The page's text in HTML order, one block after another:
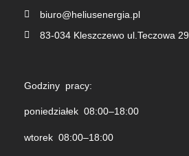
biuro@heliusenergia.pl
83-034 Kleszczewo ul.Teczowa 29
Godziny pracy:
poniedziałek 08:00–18:00
wtorek 08:00–18:00